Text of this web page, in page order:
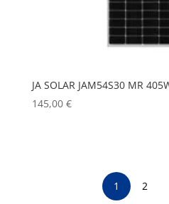
JA SOLAR JAM54S30 MR
145,00 €
1 2